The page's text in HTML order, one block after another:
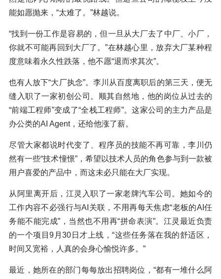
能如愿抛来，“太难了。”林越说。
“找到一份工作是容易的，但一旦从大厂去了中厂、小厂，
你就不可能再回到大厂了。”在林越心里，放弃大厂某种程
度意味着永久性跌落，他不愿“退而求其次”。
也有人放下“大厂执念”。李川从百度离职后的第三天，便无
缝入职了一家初创公司。顺其自然地，他的岗位从过去的
“前端工程师”变成了“全栈工程师”。这家公司的主力产品是
办公类的AI Agent，还给他涨了薪。
尽管大家都说时代变了、程序员的技能不再可靠，李川仍
然有一些“技术憧憬”，希望以技术人员的角色参与到一款被
用户喜爱的产品中，而这未必只能在大厂实现。
从阿里离开后，江灵入职了一家老牌汽车公司。她如今的
工作内容不必强行与AI关联，不用再每天焦虑“老板的AI任
务能不能完成”，当然也不用再“拼命表演”。江灵最近负责
的一个项目9月30日才上线，“这些任务落在我的舒适区，
时间又宽裕，人真的会身心愉悦许多。”
最近，她所在的部门每每放出招聘岗位，“都有一堆什么阿